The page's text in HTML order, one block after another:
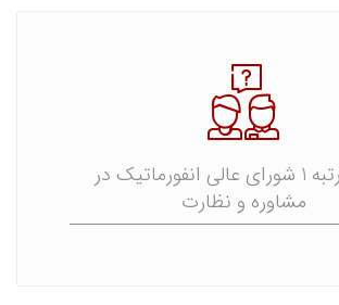
کسب رتبه 1 شورای عالی انفورماتیک در
مشاوره و نظارت